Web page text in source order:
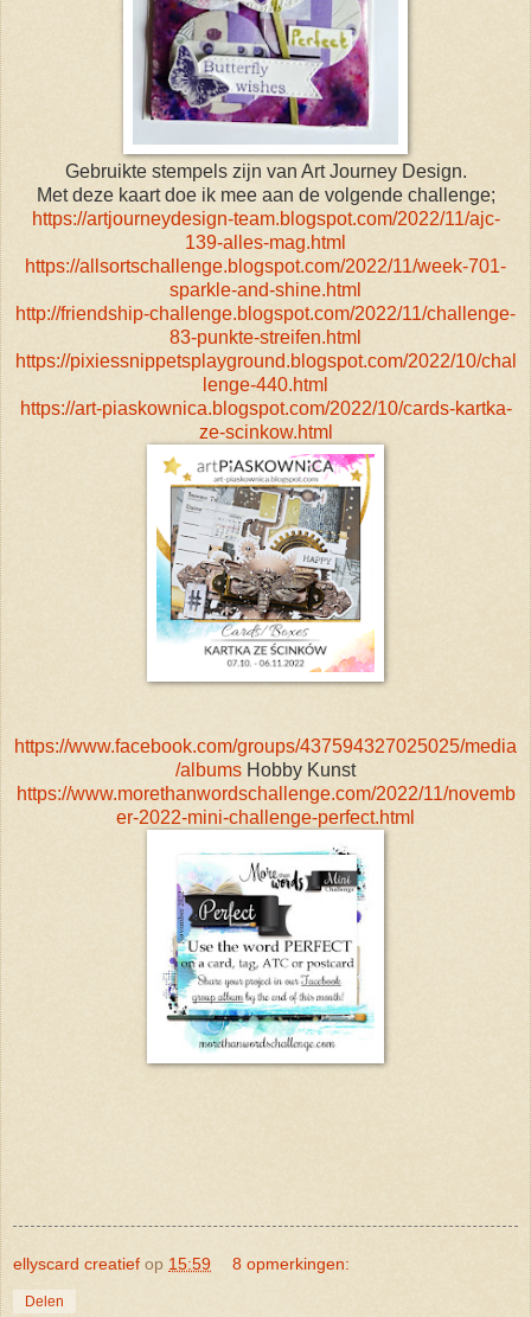
Gebruikte stempels zijn van Art Journey Design.
Met deze kaart doe ik mee aan de volgende challenge;
https://artjourneydesign-team.blogspot.com/2022/11/ajc-
139-alles-mag.html
https://allsortschallenge.blogspot.com/2022/11/week-701-
sparkle-and-shine.html
http://friendship-challenge.blogspot.com/2022/11/challenge-
83-punkte-streifen.html
https://pixiessnippetsplayground.blogspot.com/2022/10/chal
lenge-440.html
https://art-piaskownica.blogspot.com/2022/10/cards-kartka-
ze-scinkow.html
https://www.facebook.com/groups/437594327025025/media
/albums Hobby Kunst
https://www.morethanwordschallenge.com/2022/11/novemb
er-2022-mini-challenge-perfect.html
ellyscard creatief op 15:59 8 opmerkingen:
Delen